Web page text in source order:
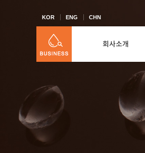
KOR ENG CHN
회사소개